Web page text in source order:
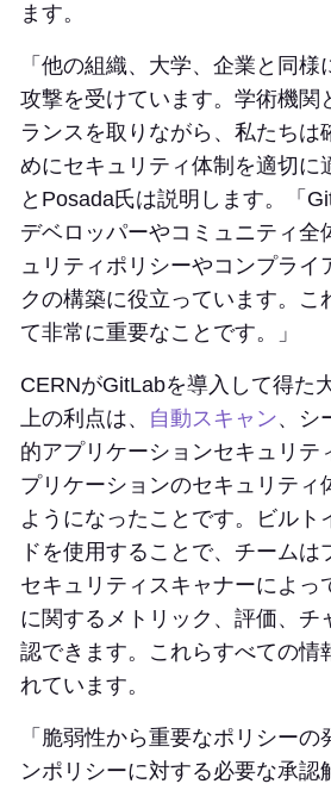
ます。
「他の組織、大学、企業と同
攻撃を受けています。学術機関
ランスを取りながら、私たちは
めにセキュリティ体制を適切に
とPosada氏は説明します。「
デベロッパーやコミュニティ全
ュリティポリシーやコンプライ
クの構築に役立っています。こ
て非常に重要なことです。」
CERNがGitLabを導入して得た
上の利点は、 自動スキャン、シ
的アプリケーションセキュリテ
プリケーションのセキュリティ
ようになったことです。ビルト
ドを使用することで、チーム
セキュリティスキャナーによっ
に関するメトリック、評価、チ
認できます。これらすべての情
れています。
「脆弱性から重要なポリシー
ンポリシーに対する必要な承認